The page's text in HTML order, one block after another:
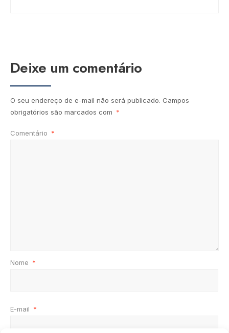
Deixe um comentário
O seu endereço de e-mail não será publicado. Campos
obrigatórios são marcados com *
Comentário *
Nome *
E-mail *